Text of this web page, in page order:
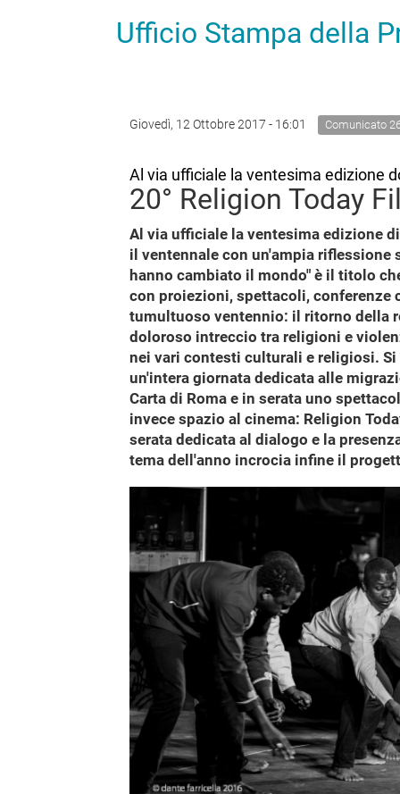
Ufficio Stampa della
Giovedì, 12 Ottobre 2017 - 16:01 Comunicato
Al via ufficiale la ventesima edizione
20° Religion Today
Al via ufficiale la ventesima edizione
il ventennale con un'ampia riflessione
hanno cambiato il mondo" è il titolo
con proiezioni, spettacoli, conferenze
tumultuoso ventennio: il ritorno della
doloroso intreccio tra religioni e
nei vari contesti culturali e religiosi.
un'intera giornata dedicata alle
Carta di Roma e in serata uno
invece spazio al cinema: Religion
serata dedicata al dialogo e la
tema dell'anno incrocia infine il